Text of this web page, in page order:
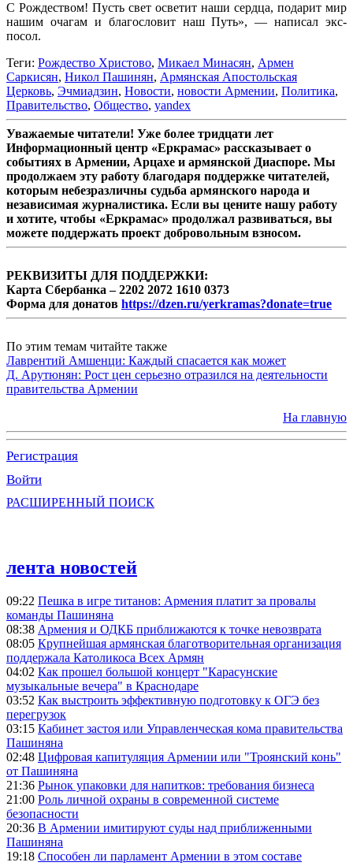
С Рождеством! Пусть свет осветит наши сердца, подарит мир
нашим очагам и благословит наш Путь», — написал экс-
посол.
Теги: Рождество Христово, Микаел Минасян, Армен
Саркисян, Никол Пашинян, Армянская Апостольская
Церковь, Эчмиадзин, Новости, новости Армении, Политика,
Правительство, Общество, yandex
Уважаемые читатели! Уже более тридцати лет
Информационный центр «Еркрамас» рассказывает о
событиях в Армении, Арцахе и армянской Диаспоре. Мы
продолжаем эту работу благодаря поддержке читателей,
которым небезразличны судьба армянского народа и
независимая журналистика. Если вы цените нашу работу
и хотите, чтобы «Еркрамас» продолжал развиваться, вы
можете поддержать проект добровольным взносом.
РЕКВИЗИТЫ ДЛЯ ПОДДЕРЖКИ:
Карта Сбербанка – 2202 2072 1610 0373
Форма для донатов https://dzen.ru/yerkramas?donate=true
По этим темам читайте также
Лаврентий Амшенци: Каждый спасается как может
Д. Арутюнян: Рост цен серьезно отразился на деятельности
правительства Армении
На главную
Регистрация
Войти
РАСШИРЕННЫЙ ПОИСК
лента новостей
09:22 Пешка в игре титанов: Армения платит за провалы
команды Пашиняна
08:38 Армения и ОДКБ приближаются к точке невозврата
08:05 Крупнейшая армянская благотворительная организация
поддержала Католикоса Всех Армян
04:02 Как прошел большой концерт "Карасунские
музыкальные вечера" в Краснодаре
03:52 Как выстроить эффективную подготовку к ОГЭ без
перегрузок
03:15 Кабинет застоя или Управленческая кома правительства
Пашиняна
02:48 Цифровая капитуляция Армении или "Троянский конь"
от Пашиняна
21:36 Рынок упаковки для напитков: требования бизнеса
21:00 Роль личной охраны в современной системе
безопасности
20:36 В Армении имитируют суды над приближенными
Пашиняна
19:18 Способен ли парламент Армении в этом составе